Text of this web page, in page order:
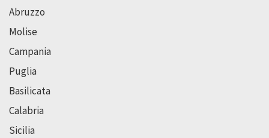
Abruzzo
Molise
Campania
Puglia
Basilicata
Calabria
Sicilia